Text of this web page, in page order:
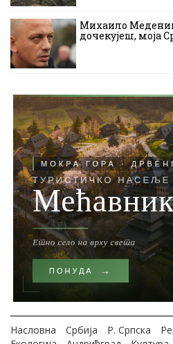
Михаило
дочекујеш, моја
Насловна Србија Р. Српска